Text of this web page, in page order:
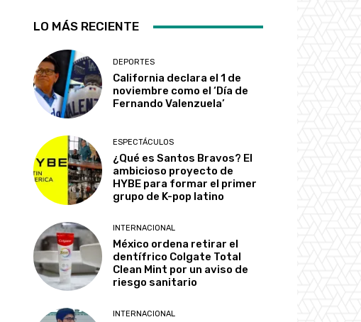
LO MÁS RECIENTE
DEPORTES
California declara el 1 de
noviembre como el ‘Día de
Fernando Valenzuela’
ESPECTÁCULOS
¿Qué es Santos Bravos? El
ambicioso proyecto de
HYBE para formar el primer
grupo de K-pop latino
INTERNACIONAL
México ordena retirar el
dentífrico Colgate Total
Clean Mint por un aviso de
riesgo sanitario
INTERNACIONAL